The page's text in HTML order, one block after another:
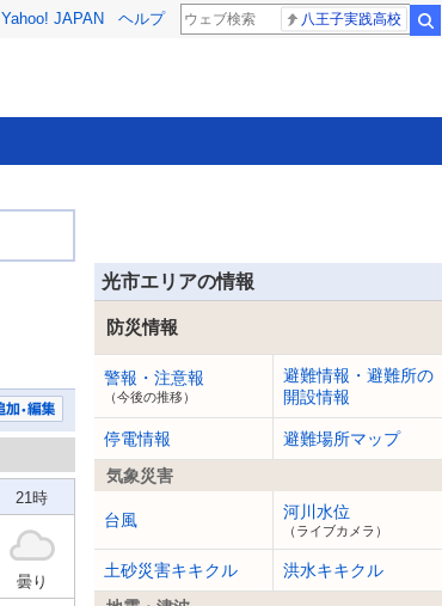
Yahoo! JAPAN ヘルプ 八王子実践高校
21時
曇り
光市エリアの情報
防災情報
警報・注意報
（今後の推移）
避難情報・避難所の
開設情報
停電情報
避難場所マップ
気象災害
台風 河川水位
（ライブカメラ）
土砂災害キキクル
洪水キキクル